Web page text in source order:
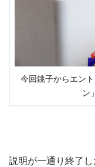
今回銚子からエン
ン
説明が一通り終了